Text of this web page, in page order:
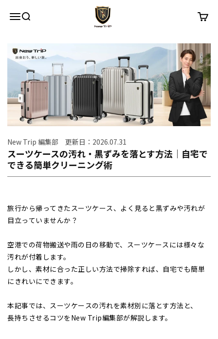
メニュー
検索
New Trip
カート
New Trip 編集部 更新日：2026.07.31
スーツケースの汚れ・黒ずみを落とす方法｜自宅で
できる簡単クリーニング術
旅行から帰ってきたスーツケース、よく見ると黒ずみや汚れが
目立っていませんか？
空港での荷物搬送や雨の日の移動で、スーツケースには様々な
汚れが付着します。
しかし、素材に合った正しい方法で掃除すれば、自宅でも簡単
にきれいにできます。
本記事では、スーツケースの汚れを素材別に落とす方法と、
長持ちさせるコツをNew Trip編集部が解説します。